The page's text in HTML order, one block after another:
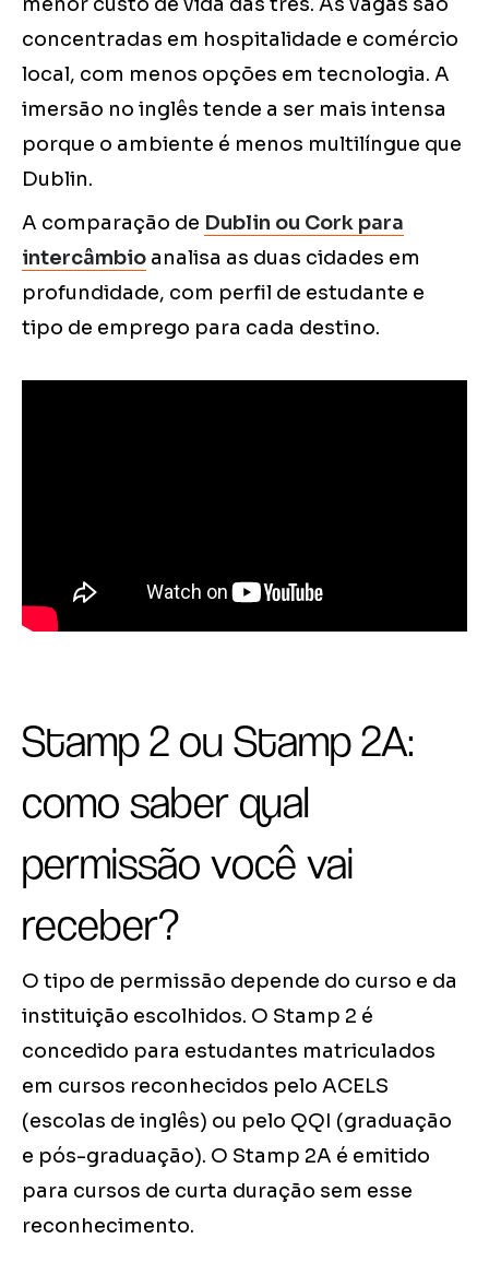
concentradas em hospitalidade e comércio
local, com menos opções em tecnologia. A
imersão no inglês tende a ser mais intensa
porque o ambiente é menos multilíngue que
Dublin.
A comparação de Dublin ou Cork para
intercâmbio analisa as duas cidades em
profundidade, com perfil de estudante e
tipo de emprego para cada destino.
Stamp 2 ou Stamp 2A:
como saber qual
permissão você vai
receber?
O tipo de permissão depende do curso e da
instituição escolhidos. O Stamp 2 é
concedido para estudantes matriculados
em cursos reconhecidos pelo ACELS
(escolas de inglês) ou pelo QQI (graduação
e pós-graduação). O Stamp 2A é emitido
para cursos de curta duração sem esse
reconhecimento.